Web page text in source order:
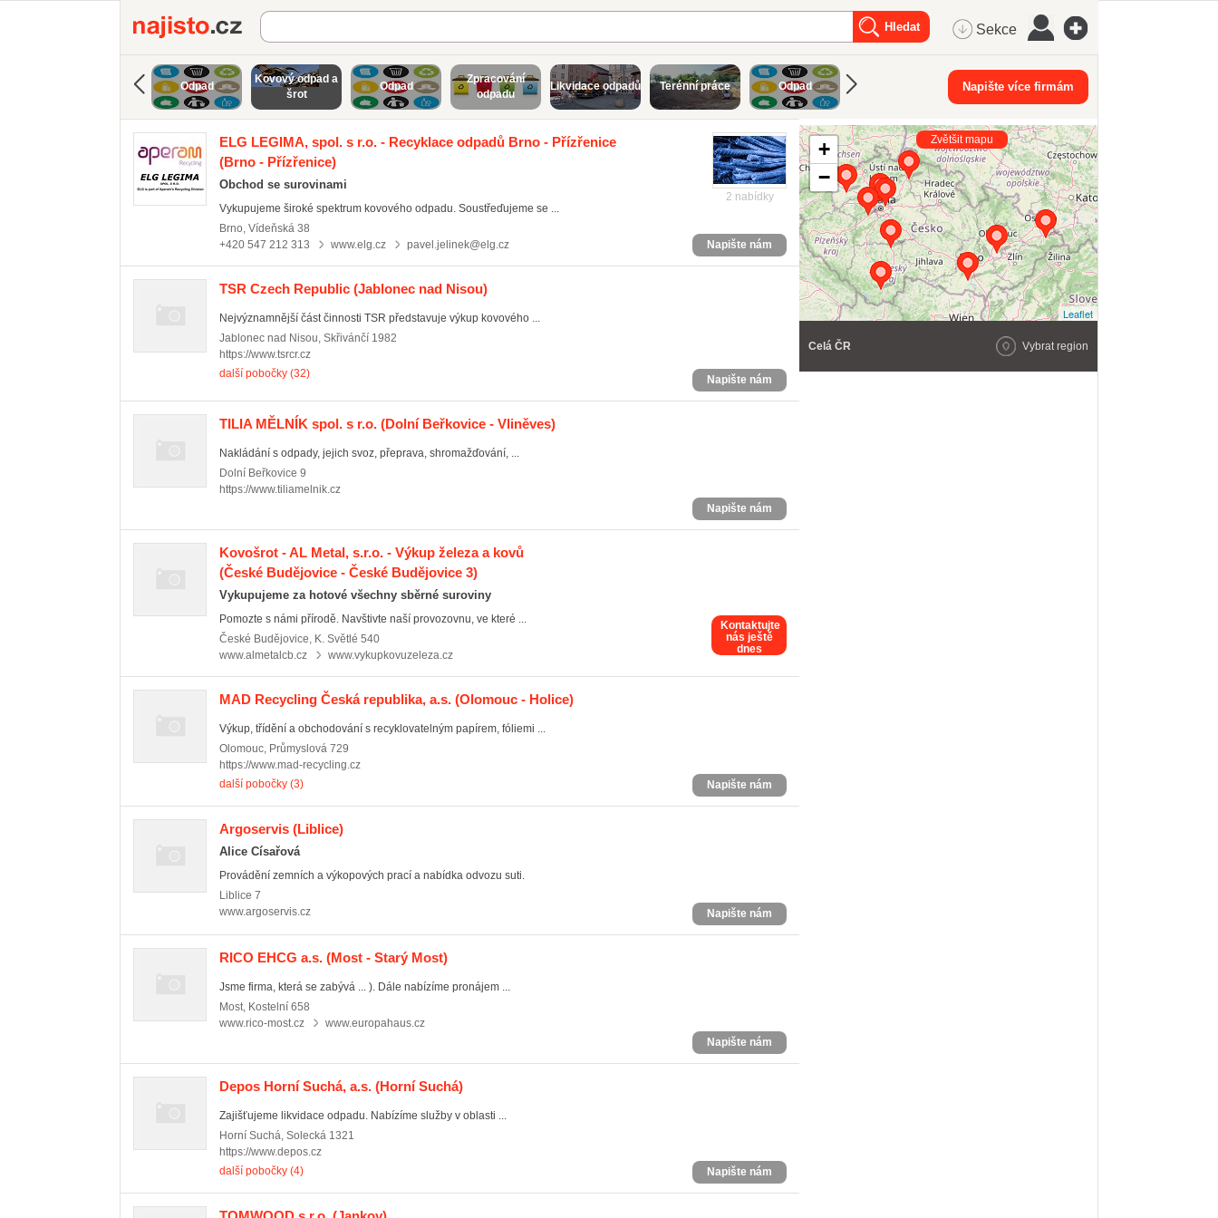
Najisto.cz Sekce
Odpad
Kovový odpad a
šrot
Odpad
Zpracování
odpadu
Likvidace odpadů Terénní práce Odpad
Zdravotnické
potřeby
Dřevostavby
Napište více firmám
ELG LEGIMA, spol. s r.o. - Recyklace odpadů Brno - Přízřenice
(Brno - Přízřenice)
Obchod se surovinami
Vykupujeme široké spektrum kovového odpadu. Soustřeďujeme se ...
Brno, Vídeňská 38
+420 547 212 313
www.elg.cz pavel.jelinek@elg.cz
2 nabídky
Napište nám
TSR Czech Republic (Jablonec nad Nisou)
Nejvýznamnější část činnosti TSR představuje výkup kovového ...
Jablonec nad Nisou, Skřivánčí 1982
https://www.tsrcr.cz
další pobočky (32)
Napište nám
TILIA MĚLNÍK spol. s r.o. (Dolní Beřkovice - Vliněves)
Nakládání s odpady, jejich svoz, přeprava, shromažďování, ...
Dolní Beřkovice 9
https://www.tiliamelnik.cz
Napište nám
Kovošrot - AL Metal, s.r.o. - Výkup železa a kovů
(České Budějovice - České Budějovice 3)
Vykupujeme za hotové všechny sběrné suroviny
Pomozte s námi přírodě. Navštivte naší provozovnu, ve které ...
České Budějovice, K. Světlé 540
www.almetalcb.cz
www.vykupkovuzeleza.cz
Kontaktujte
nás ještě
dnes
MAD Recycling Česká republika, a.s. (Olomouc - Holice)
Výkup, třídění a obchodování s recyklovatelným papírem, fóliemi ...
Olomouc, Průmyslová 729
https://www.mad-recycling.cz
další pobočky (3)
Napište nám
Argoservis (Liblice)
Alice Císařová
Provádění zemních a výkopových prací a nabídka odvozu suti.
Liblice 7
www.argoservis.cz
Napište nám
RICO EHCG a.s. (Most - Starý Most)
Jsme firma, která se zabývá ... ). Dále nabízíme pronájem ...
Most, Kostelní 658
www.rico-most.cz
www.europahaus.cz
Napište nám
Depos Horní Suchá, a.s. (Horní Suchá)
Zajišťujeme likvidace odpadu. Nabízíme služby v oblasti ...
Horní Suchá, Solecká 1321
https://www.depos.cz
další pobočky (4)
Napište nám
+
−
Leaflet
Zvětšit mapu
Celá ČR Vybrat region